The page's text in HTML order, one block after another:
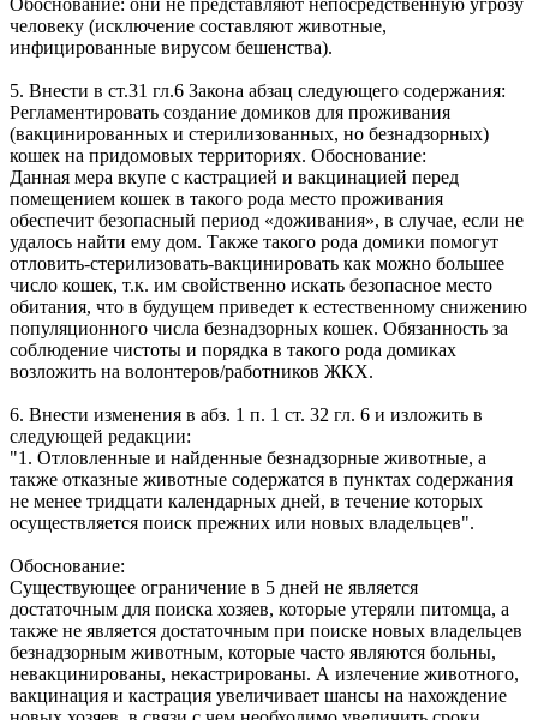
человеку (исключение составляют животные,
инфицированные вирусом бешенства).
5. Внести в ст.31 гл.6 Закона абзац следующего содержания:
Регламентировать создание домиков для проживания
(вакцинированных и стерилизованных, но безнадзорных)
кошек на придомовых территориях. Обоснование:
Данная мера вкупе с кастрацией и вакцинацией перед
помещением кошек в такого рода место проживания
обеспечит безопасный период «доживания», в случае, если не
удалось найти ему дом. Также такого рода домики помогут
отловить-стерилизовать-вакцинировать как можно большее
число кошек, т.к. им свойственно искать безопасное место
обитания, что в будущем приведет к естественному снижению
популяционного числа безнадзорных кошек. Обязанность за
соблюдение чистоты и порядка в такого рода домиках
возложить на волонтеров/работников ЖКХ.
6. Внести изменения в абз. 1 п. 1 ст. 32 гл. 6 и изложить в
следующей редакции:
"1. Отловленные и найденные безнадзорные животные, а
также отказные животные содержатся в пунктах содержания
не менее тридцати календарных дней, в течение которых
осуществляется поиск прежних или новых владельцев".
Обоснование:
Существующее ограничение в 5 дней не является
достаточным для поиска хозяев, которые утеряли питомца, а
также не является достаточным при поиске новых владельцев
безнадзорным животным, которые часто являются больны,
невакцинированы, некастрированы. А излечение животного,
вакцинация и кастрация увеличивает шансы на нахождение